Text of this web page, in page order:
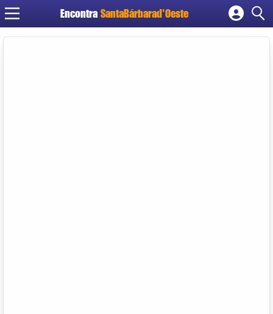
Encontra SantaBárbarad'Oeste
Cadastrar empresa